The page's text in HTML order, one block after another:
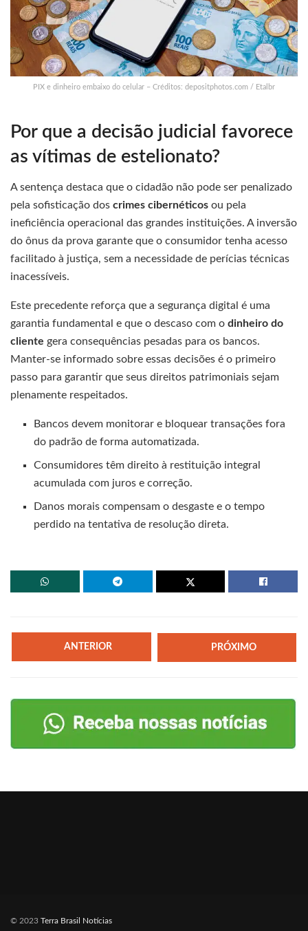
PIX e dinheiro embaixo do celular – Créditos: depositphotos.com / Etalbr
Por que a decisão judicial favorece
as vítimas de estelionato?
A sentença destaca que o cidadão não pode ser penalizado
pela sofisticação dos crimes cibernéticos ou pela
ineficiência operacional das grandes instituições. A inversão
do ônus da prova garante que o consumidor tenha acesso
facilitado à justiça, sem a necessidade de perícias técnicas
inacessíveis.
Este precedente reforça que a segurança digital é uma
garantia fundamental e que o descaso com o dinheiro do
cliente gera consequências pesadas para os bancos.
Manter-se informado sobre essas decisões é o primeiro
passo para garantir que seus direitos patrimoniais sejam
plenamente respeitados.
Bancos devem monitorar e bloquear transações fora
do padrão de forma automatizada.
Consumidores têm direito à restituição integral
acumulada com juros e correção.
Danos morais compensam o desgaste e o tempo
perdido na tentativa de resolução direta.
ANTERIOR PRÓXIMO
© 2023 Terra Brasil Notícias